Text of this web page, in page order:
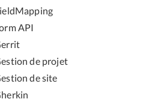
API
de projet
de site